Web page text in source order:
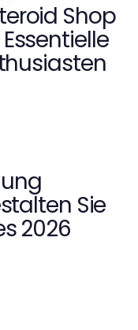
Shop
Sie
2026